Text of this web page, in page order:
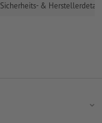
Sicherheits- &